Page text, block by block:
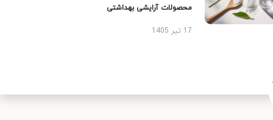
محصولات آرایشی بهداشتی
17 تیر 1405